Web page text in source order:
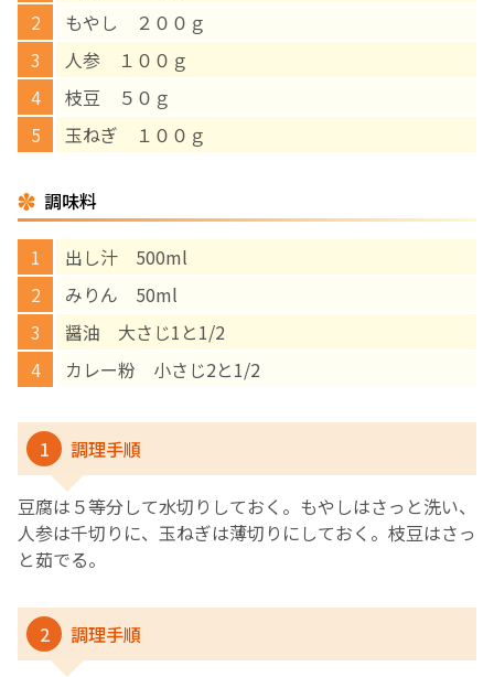
もやし ２００ｇ
人参 １００ｇ
枝豆 ５０ｇ
玉ねぎ １００ｇ
調味料
出し汁 500ml
みりん 50ml
醤油 大さじ1と1/2
カレー粉 小さじ2と1/2
1 調理手順
豆腐は５等分して水切りしておく。もやしはさっと洗い、
人参は千切りに、玉ねぎは薄切りにしておく。枝豆はさっ
と茹でる。
2 調理手順
‘さんルーム’ でさまざまな講座・クラス
遠方にお住まいで当院での出産を希望される方へ
English Page